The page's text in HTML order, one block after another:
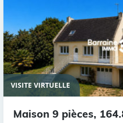
VISITE VIRTUELLE
Maison 9 pièces,